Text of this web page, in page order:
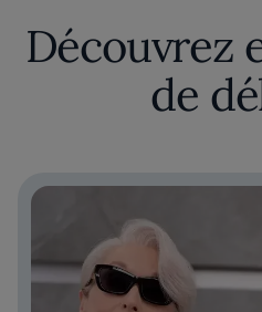
Découvrez
de